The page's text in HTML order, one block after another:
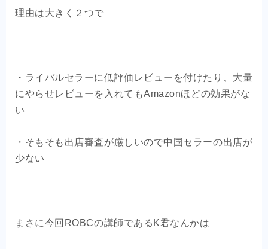
理由は大きく２つで
・ライバルセラーに低評価レビューを付けたり、大量
にやらせレビューを入れてもAmazonほどの効果がな
い
・そもそも出店審査が厳しいので中国セラーの出店が
少ない
まさに今回ROBCの講師であるK君なんかは